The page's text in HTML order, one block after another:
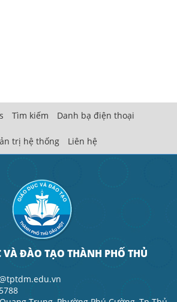
Tìm kiếm Danh bạ điện thoại
trị hệ thống Liên hệ
VÀ ĐÀO TẠO THÀNH PHỐ THỦ